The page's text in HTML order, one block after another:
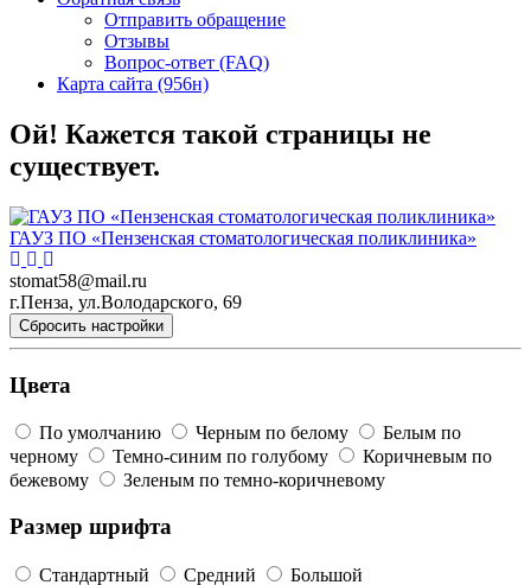
Отправить обращение
Отзывы
Вопрос-ответ (FAQ)
Карта сайта (956н)
Ой! Кажется такой страницы не
существует.
ГАУЗ ПО «Пензенская стоматологическая поликлиника»
stomat58@mail.ru
г.Пенза, ул.Володарского, 69
Сбросить настройки
Цвета
По умолчанию Черным по белому
Белым по
черному
Темно-синим по голубому
Коричневым по
бежевому
Зеленым по темно-коричневому
Размер шрифта
Стандартный Средний Большой